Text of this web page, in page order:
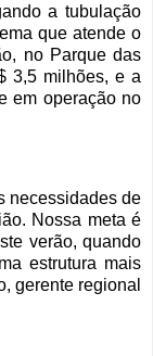
a tubulação
que atende o
no Parque das
3,5 milhões, e a
em operação no
necessidades de
Nossa meta é
verão, quando
estrutura mais
gerente regional